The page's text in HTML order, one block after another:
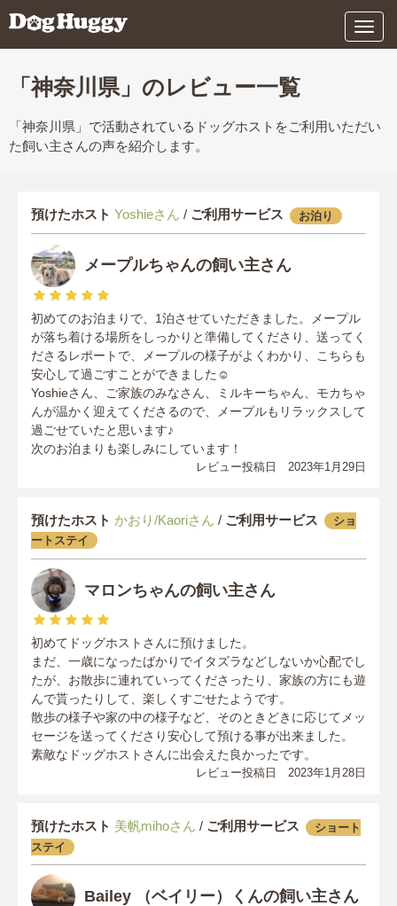
メ
ニ
「神奈川県」のレビュー一覧
「神奈川県」で活動されているドッグホストをご利用いただい
た飼い主さんの声を紹介します。
預けたホスト Yoshieさん / ご利用サービス お泊り
メープルちゃんの飼い主さん
初めてのお泊まりで、1泊させていただきました。メープル
が落ち着ける場所をしっかりと準備してくださり、送ってく
ださるレポートで、メープルの様子がよくわかり、こちらも
安心して過ごすことができました☺️
Yoshieさん、ご家族のみなさん、ミルキーちゃん、モカちゃ
んが温かく迎えてくださるので、メープルもリラックスして
過ごせていたと思います♪
次のお泊まりも楽しみにしています！
レビュー投稿日 2023年1月29日
預けたホスト かおり/Kaoriさん / ご利用サービス
ショ
ートステイ
マロンちゃんの飼い主さん
初めてドッグホストさんに預けました。
まだ、一歳になったばかりでイタズラなどしないか心配でし
たが、お散歩に連れていってくださったり、家族の方にも遊
んで貰ったりして、楽しくすごせたようです。
散歩の様子や家の中の様子など、そのときどきに応じてメッ
セージを送ってくださり安心して預ける事が出来ました。
素敵なドッグホストさんに出会えた良かったです。
レビュー投稿日 2023年1月28日
預けたホスト 美帆mihoさん / ご利用サービス
ショート
ステイ
Bailey （ベイリー）くんの飼い主さん